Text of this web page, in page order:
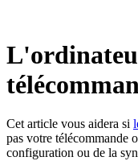
Cet article vous aidera si
pas votre télécommande
configuration ou de la